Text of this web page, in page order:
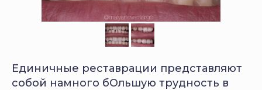
Единичные реставрации представляют
собой намного бОльшую трудность в